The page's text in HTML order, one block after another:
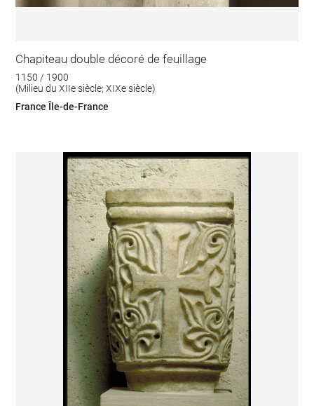
Chapiteau double décoré de feuillage
1150 / 1900
(Milieu du XIIe siècle; XIXe siècle)
France Île-de-France